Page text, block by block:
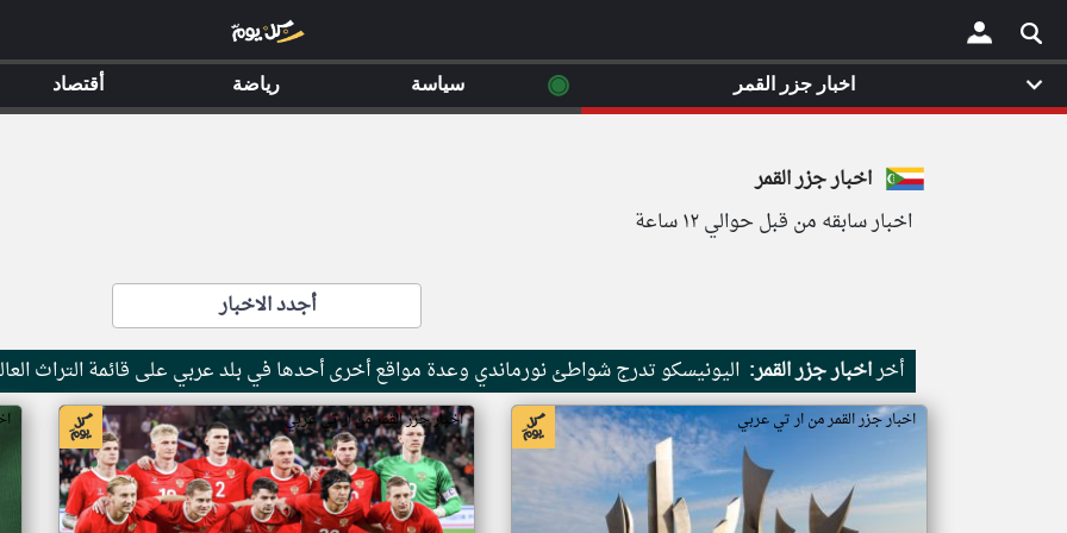
×
اخبار جزر القمر
اخبار سابقه من قبل حوالي ١٢ ساعة
أجدد الاخبار
أخراخبار جزر القمر: اليونيسكو تدرج شواطئ نورماندي وعدة مواقع أخرى أحدها في بلد عربي على قائمة التراث
اخبار جزر القمر من ار تي عربي اخبار جزر القمر من ار تي عربي
اخبار جزر القمر ◉ سياسة رياضة أقتصاد